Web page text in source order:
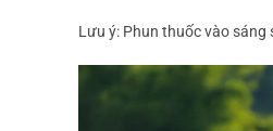
Lưu ý: Phun thuốc vào